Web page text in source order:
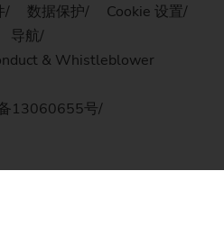
数据保护
Cookie 设置
导航
& Whistleblower
13060655号